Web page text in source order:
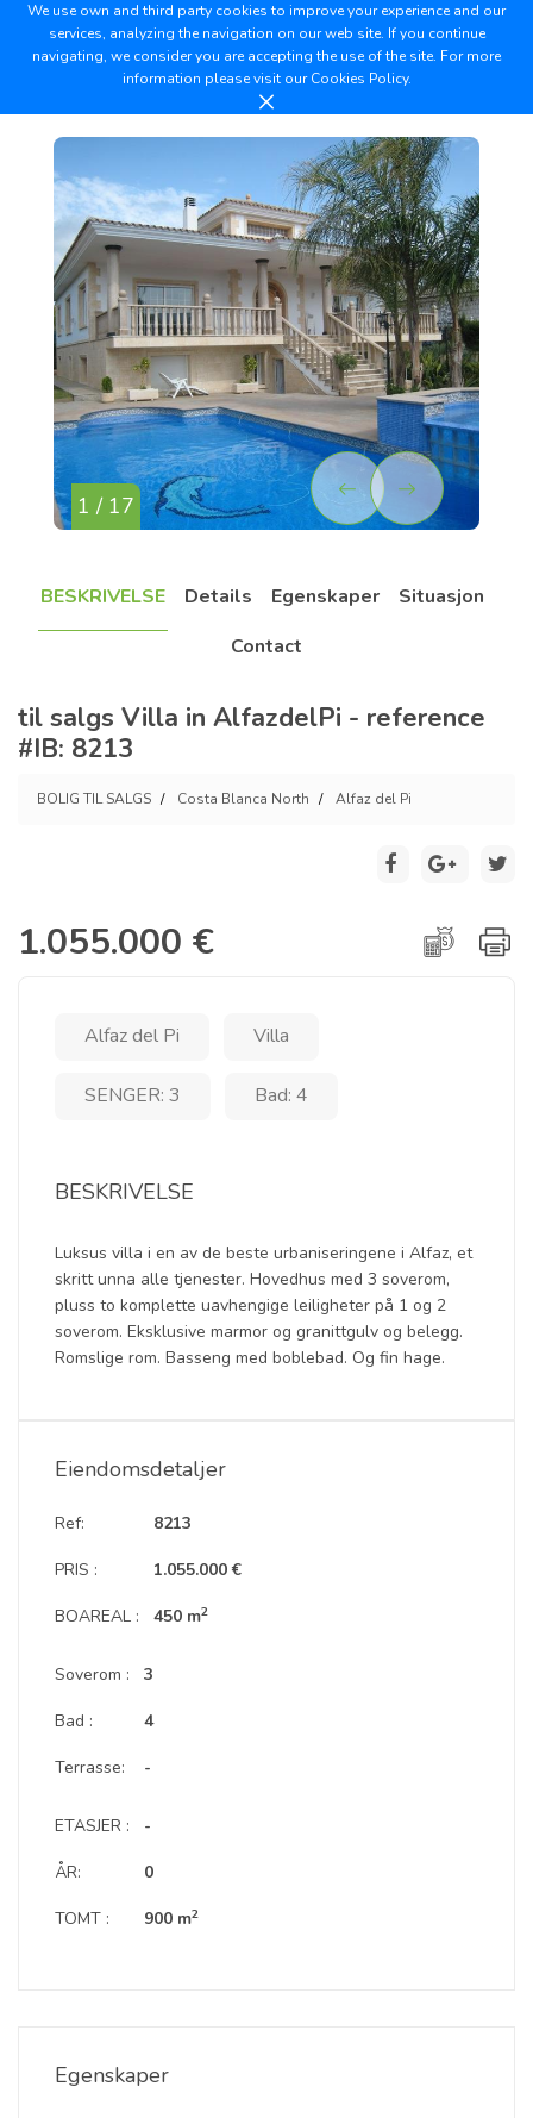
We use own and third party cookies to improve your experience and our
services, analyzing the navigation on our web site. If you continue
navigating, we consider you are accepting the use of the site. For more
information please visit ourCookies Policy.
1 / 17
BESKRIVELSE Details Egenskaper
Situasjon
Contact
til salgs Villa in AlfazdelPi - reference
#IB: 8213
BOLIG TIL SALGS Costa Blanca North Alfaz del Pi
1.055.000 €
Alfaz del Pi Villa
SENGER: 3 Bad: 4
BESKRIVELSE
Luksus villa i en av de beste urbaniseringene i Alfaz, et
skritt unna alle tjenester. Hovedhus med 3 soverom,
pluss to komplette uavhengige leiligheter på 1 og 2
soverom. Eksklusive marmor og granittgulv og belegg.
Romslige rom. Basseng med boblebad. Og fin hage.
Eiendomsdetaljer
Ref:
PRIS :
BOAREAL :
8213
1.055.000 €
450 m2
Soverom :
Bad :
Terrasse:
3
4
-
ETASJER :
ÅR:
TOMT :
-
0
900 m2
Egenskaper